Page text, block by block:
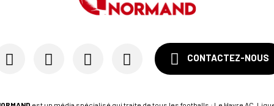
CONTACTEZ-NOUS